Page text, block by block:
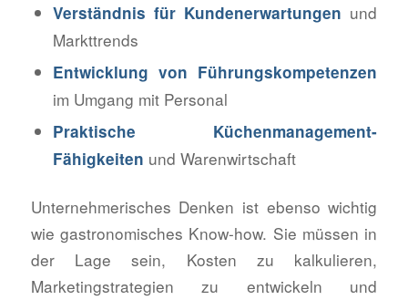
Verständnis für Kundenerwartungen und
Markttrends
Entwicklung von Führungskompetenzen
im Umgang mit Personal
Praktische Küchenmanagement-
Fähigkeiten und Warenwirtschaft
Unternehmerisches Denken ist ebenso wichtig
wie gastronomisches Know-how. Sie müssen in
der Lage sein, Kosten zu kalkulieren,
Marketingstrategien zu entwickeln und